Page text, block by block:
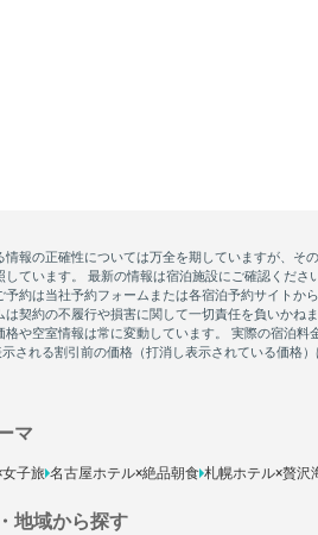
マ
子旅 名古屋ホテル×絶品朝食 札幌ホテル×贅沢
地域から探す